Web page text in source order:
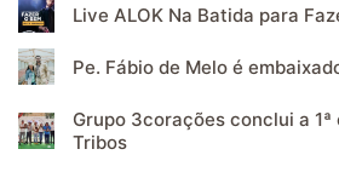
Live ALOK Na Batida para
Pe. Fábio de Melo é
Grupo 3corações conclui a
Tribos